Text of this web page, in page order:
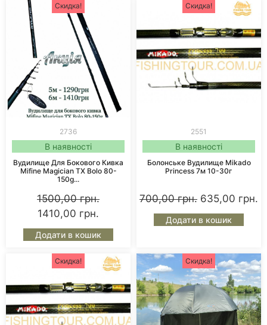
Скидка!
2736
В наявності
Вудилище Для Бокового Кивка
Mifine Magician TX Bolo 80-
150g...
1500,00грн.
1410,00 грн.
Додати в кошик
Скидка!
2551
В наявності
Болонське Вудилище Mikado
Princess 7м 10-30г
700,00грн. 635,00 грн.
Додати в кошик
Скидка! Скидка!